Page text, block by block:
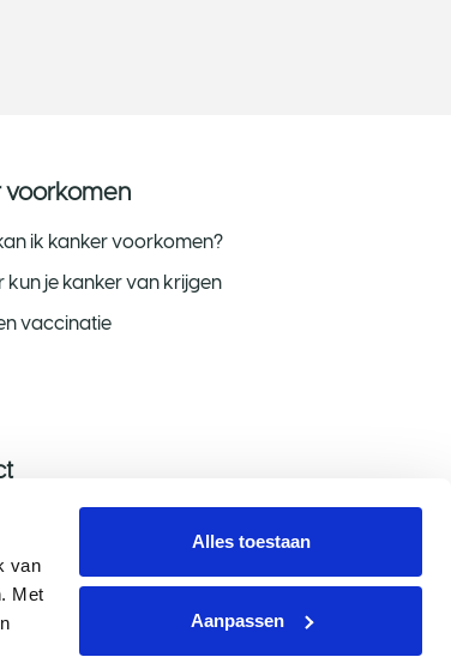
van
Met
Alles toestaan
Aanpassen
voorkomen
ik kanker voorkomen?
kun je kanker van krijgen
vaccinatie
wijzigen/opzeggen
nieuwsbrief